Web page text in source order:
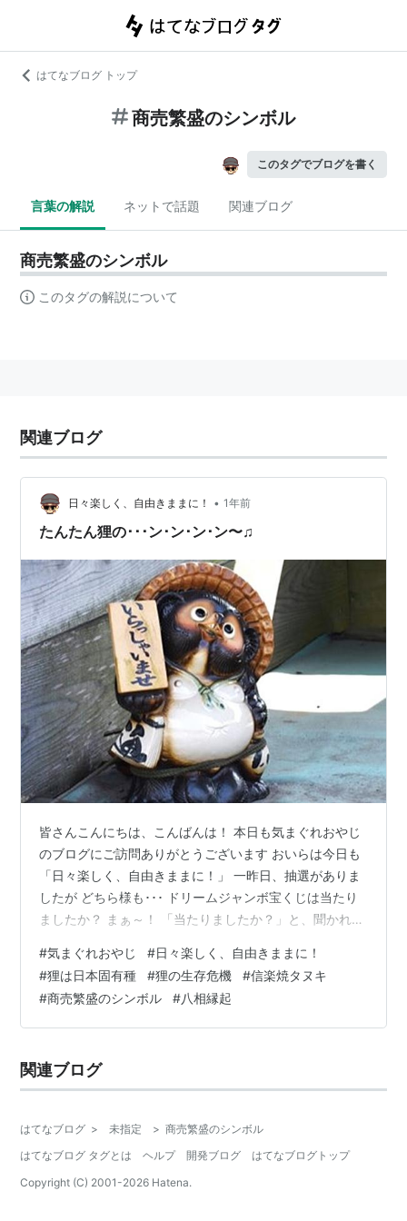
はてなブログ トップ
商売繁盛のシンボル
このタグでブログを書く
言葉の解説 ネットで話題 関連ブログ
商売繁盛のシンボル
このタグの解説について
関連ブログ
日々楽しく、自由きままに！ • 1年前
たんたん狸の･･･ン･ン･ン･ン〜♫
皆さんこんにちは、こんばんは！ 本日も気まぐれおやじ
のブログにご訪問ありがとうございます おいらは今日も
「日々楽しく、自由きままに！」 一昨日、抽選がありま
したが どちら様も･･･ ドリームジャンボ宝くじは当たり
ましたか？ まぁ～！ 「当たりましたか？」と、聞かれて
とは思いますが 千円や二千円ならともかく 高額なら･･･
え？ああ･･･おいらでごじゃるか？ もちろん、当たってま
せんよ (´｀;) 毎度のことですが･･･ 当たってたら この辺
にはいないし･･ ('◇') もし、おいらが 1ヶ月以上ブログを
#気まぐれおやじ #日々楽しく、自由きままに！
#狸は日本固有種 #狸の生存危機 #信楽焼タヌキ
#商売繁盛のシンボル #八相縁起
関連ブログ
はてなブログ > 未指定 > 商売繁盛のシンボル
はてなブログ タグとは
ヘルプ 開発ブログ
はてなブログトップ
Copyright (C) 2001-2026 Hatena.